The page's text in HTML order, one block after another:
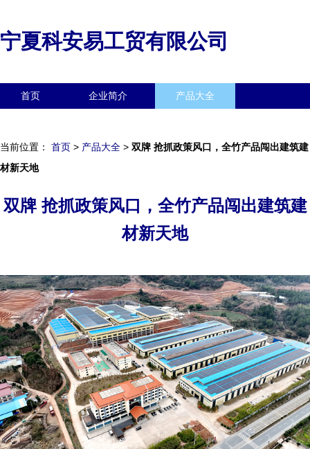
宁夏科安易工贸有限公司
首页 企业简介 产品大全
当前位置： 首页 > 产品大全 > 双牌 抢抓政策风口，全竹产品闯出建筑建
材新天地
双牌 抢抓政策风口，全竹产品闯出建筑建
材新天地